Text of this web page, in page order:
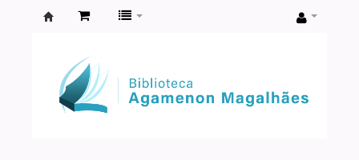
Agamenon
Magalhães